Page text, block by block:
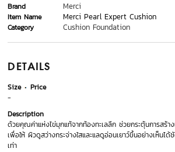
Brand Merci
Item Name Merci Pearl Expert Cushion
Category Cushion Foundation
DETAILS
Size
Price
-
Description
ด้วยคุณค่าแห่งไข่มุกแท้จากท้องทะเลลึก ช่วยกระตุ้นการสร้า
เพื่อให้ ผิวดูสว่างกระจ่างใสและแลดูอ่อนเยาว์ขึ้นอย่างเห็น
เท่า